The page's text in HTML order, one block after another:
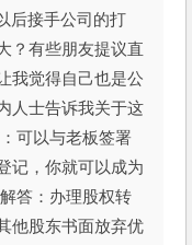
后接手公司的打
？有些朋友提议直
我觉得自己也是公
人士告诉我关于这
可以与老板签署
记，你就可以成为
答：办理股权转
他股东书面放弃优